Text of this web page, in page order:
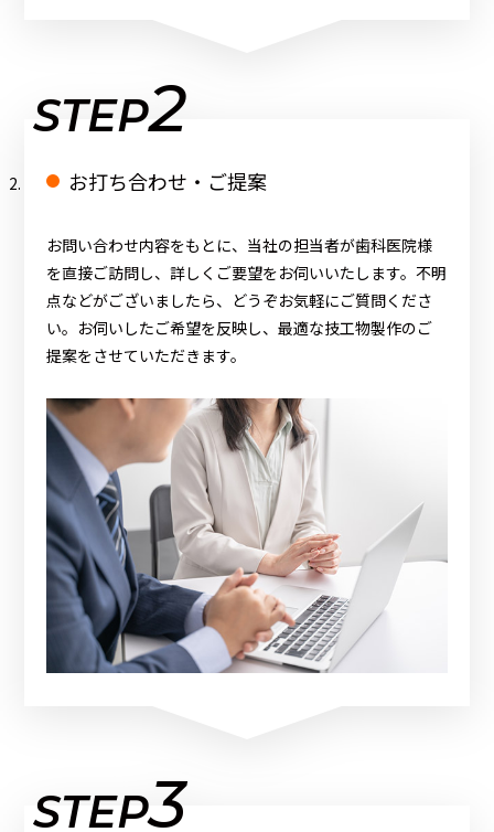
STEP2
お打ち合わせ・ご提案
お問い合わせ内容をもとに、当社の担当者が歯科医院様
を直接ご訪問し、詳しくご要望をお伺いいたします。不明
点などがございましたら、どうぞお気軽にご質問くださ
い。お伺いしたご希望を反映し、最適な技工物製作のご
提案をさせていただきます。
STEP3